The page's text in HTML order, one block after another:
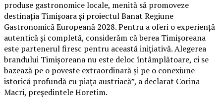
produse gastronomice locale, menită să promoveze
destinația Timișoara și proiectul Banat Regiune
Gastronomică Europeană 2028. Pentru a oferi o experiență
autentică și completă, considerăm că berea Timișoreana
este partenerul firesc pentru această inițiativă. Alegerea
brandului Timișoreana nu este deloc întâmplătoare, ci se
bazează pe o poveste extraordinară și pe o conexiune
istorică profundă cu piața austriacă”, a declarat Corina
Macri, președintele Horetim.